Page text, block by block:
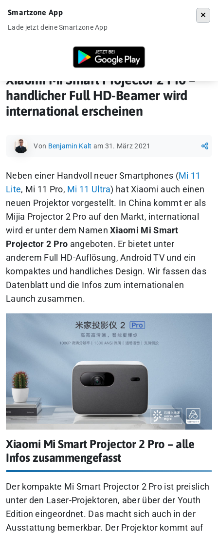
Xiaomi Mi Smart Projector 2 Pro – handlicher
Xiaomi Mi Smart Projector 2 Pro –
handlicher Full HD-Beamer wird
international erscheinen
Von Benjamin Kalt am 31. März 2021
Neben einer Handvoll neuer Smartphones (Mi 11
Lite, Mi 11 Pro, Mi 11 Ultra) hat Xiaomi auch einen
neuen Projektor vorgestellt. In China kommt er als
Mijia Projector 2 Pro auf den Markt, international
wird er unter dem NamenXiaomi Mi Smart
Projector 2 Pro angeboten. Er bietet unter
anderem Full HD-Auflösung, Android TV und ein
kompaktes und handliches Design. Wir fassen das
Datenblatt und die Infos zum internationalen
Launch zusammen.
Xiaomi Mi Smart Projector 2 Pro – alle
Infos zusammengefasst
Der kompakte Mi Smart Projector 2 Pro ist preislich
unter den Laser-Projektoren, aber über der Youth
Edition eingeordnet. Das macht sich auch in der
Ausstattung bemerkbar. Der Projektor kommt auf
Smartzone App
Lade jetzt deine Smartzone App